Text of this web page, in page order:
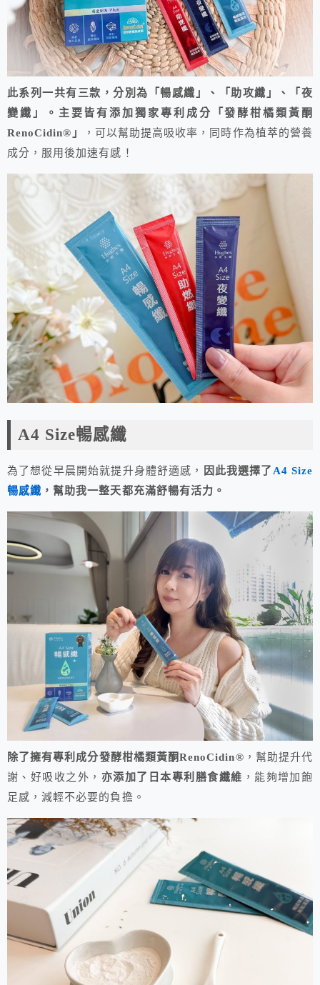
此系列一共有三款，分別為「暢感纖」、「助攻纖」、「夜
變纖」。主要皆有添加獨家專利成分「發酵柑橘類黃酮
RenoCidin®」
，可以幫助提高吸收率，同時作為植萃的營養
成分，服用後加速有感！
A4 Size暢感纖
為了想從早晨開始就提升身體舒適感， 因此我選擇了 A4 Size
暢感纖 ，幫助我一整天都充滿舒暢有活力。
除了擁有專利成分發酵柑橘類黃酮RenoCidin® ，幫助提升代
謝、好吸收之外， 亦添加了日本專利膳食纖維 ，能夠增加飽
足感，減輕不必要的負擔。